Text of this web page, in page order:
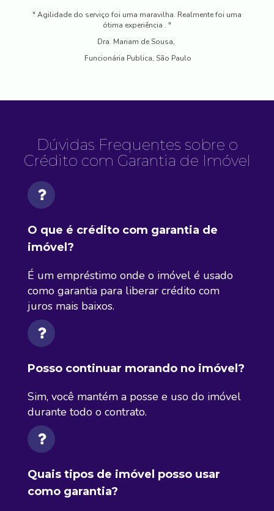
" Agilidade do serviço foi uma maravilha. Realmente foi uma
ótima experiência . "
Dra. Mariam de Sousa,
Funcionária Publica, São Paulo
Dúvidas Frequentes sobre o
Crédito com Garantia de Imóvel
O que é crédito com garantia de
imóvel?
É um empréstimo onde o imóvel é usado
como garantia para liberar crédito com
juros mais baixos.
Posso continuar morando no imóvel?
Sim, você mantém a posse e uso do imóvel
durante todo o contrato.
Quais tipos de imóvel posso usar
como garantia?